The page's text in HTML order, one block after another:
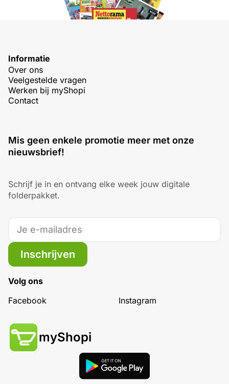
Informatie
Over ons
Veelgestelde vragen
Werken bij myShopi
Contact
Mis geen enkele promotie meer met onze
nieuwsbrief!
Schrijf je in en ontvang elke week jouw digitale
folderpakket.
Inschrijven
Volg ons
Facebook
Instagram
myShopi